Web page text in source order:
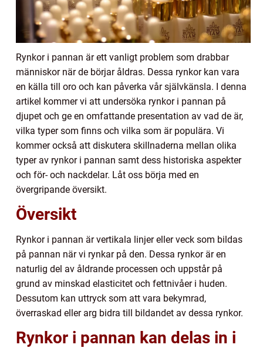
Rynkor i pannan är ett vanligt problem som drabbar
människor när de börjar åldras. Dessa rynkor kan vara
en källa till oro och kan påverka vår självkänsla. I denna
artikel kommer vi att undersöka rynkor i pannan på
djupet och ge en omfattande presentation av vad de är,
vilka typer som finns och vilka som är populära. Vi
kommer också att diskutera skillnaderna mellan olika
typer av rynkor i pannan samt dess historiska aspekter
och för- och nackdelar. Låt oss börja med en
övergripande översikt.
Översikt
Rynkor i pannan är vertikala linjer eller veck som bildas
på pannan när vi rynkar på den. Dessa rynkor är en
naturlig del av åldrande processen och uppstår på
grund av minskad elasticitet och fettnivåer i huden.
Dessutom kan uttryck som att vara bekymrad,
överraskad eller arg bidra till bildandet av dessa rynkor.
Rynkor i pannan kan delas in i